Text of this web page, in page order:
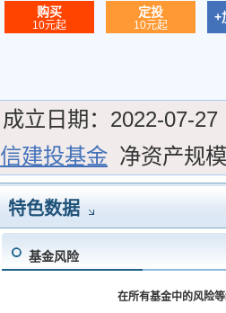
购买
10元起
定投
10元起
+
成立日期： 2022-07-27
信建投基金 净资产规
特色数据
基金风险
在所有基金中的风险